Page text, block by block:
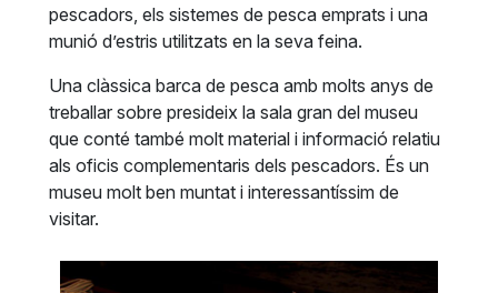
pescadors, els sistemes de pesca emprats i una
munió d’estris utilitzats en la seva feina.
Una clàssica barca de pesca amb molts anys de
treballar sobre presideix la sala gran del museu
que conté també molt material i informació relatiu
als oficis complementaris dels pescadors. És un
museu molt ben muntat i interessantíssim de
visitar.